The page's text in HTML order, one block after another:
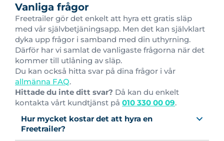
Vanliga frågor
Freetrailer gör det enkelt att hyra ett gratis släp
med vår självbetjäningsapp. Men det kan självklart
dyka upp frågor i samband med din uthyrning.
Därför har vi samlat de vanligaste frågorna när det
kommer till utlåning av släp.
Du kan också hitta svar på dina frågor i vår
allmänna FAQ.
Hittade du inte ditt svar? Då kan du enkelt
kontakta vårt kundtjänst på 010 330 00 09.
Hur mycket kostar det att hyra en
Freetrailer?